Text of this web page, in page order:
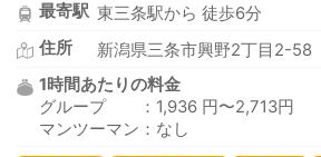
最寄駅 東三条駅から 徒歩6分
住所
新潟県三条市興野2丁目2-58
1時間あたりの料金
グループ ：1,936 円〜2,713円
マンツーマン：なし